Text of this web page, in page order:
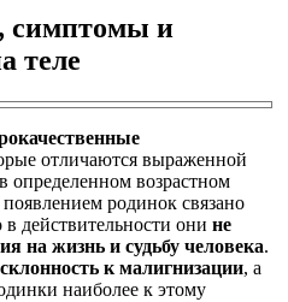
симптомы и
теле
отличаются выраженной
определенном возрастном
родинок связано
действительности они не
на жизнь и судьбу человека.
к малигнизации, а
наиболее к этому